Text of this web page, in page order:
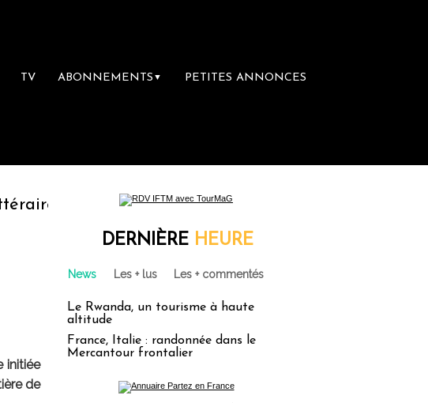
TV ABONNEMENTS ▼ PETITES ANNONCES
première librairie du voyage
initiée
de
DERNIÈRE HEURE
News Les + lus Les + commentés
Le Rwanda, un tourisme à haute
altitude
France, Italie : randonnée dans le
Mercantour frontalier